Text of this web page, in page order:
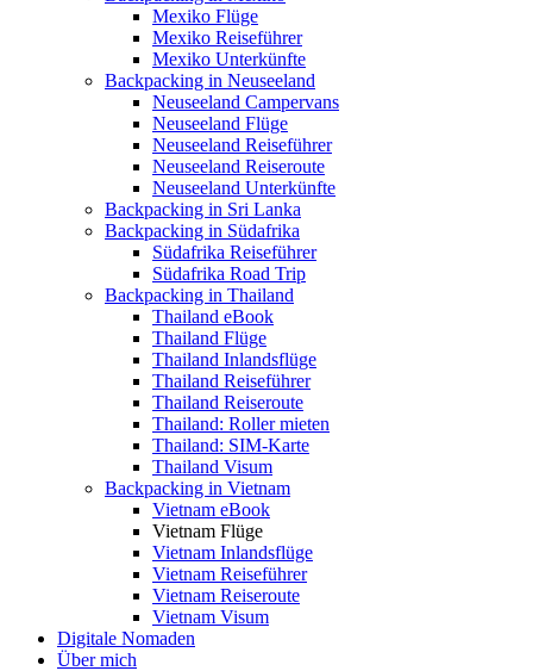
Mexiko Flüge
Mexiko Reiseführer
Mexiko Unterkünfte
Backpacking in Neuseeland
Neuseeland Campervans
Neuseeland Flüge
Neuseeland Reiseführer
Neuseeland Reiseroute
Neuseeland Unterkünfte
Backpacking in Sri Lanka
Backpacking in Südafrika
Südafrika Reiseführer
Südafrika Road Trip
Backpacking in Thailand
Thailand eBook
Thailand Flüge
Thailand Inlandsflüge
Thailand Reiseführer
Thailand Reiseroute
Thailand: Roller mieten
Thailand: SIM-Karte
Thailand Visum
Backpacking in Vietnam
Vietnam eBook
Vietnam Flüge
Vietnam Inlandsflüge
Vietnam Reiseführer
Vietnam Reiseroute
Vietnam Visum
Digitale Nomaden
Über mich